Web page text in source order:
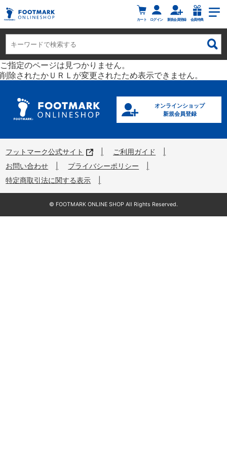
カート ログイン 新規会員登録 会員特典
ご指定のページは見つかりません。
削除されたかＵＲＬが変更されたため表示できません。
オンラインショップ
新規会員登録
フットマーク公式サイト
ご利用ガイド
お問い合わせ
プライバシーポリシー
特定商取引法に関する表示
©︎ FOOTMARK ONLINE SHOP All Rights Reserved.